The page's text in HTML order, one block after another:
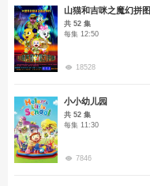
山猫和吉咪之魔幻拼图
共 52 集
每集 12:50
18528
小小幼儿园
共 52 集
每集 11:30
7846